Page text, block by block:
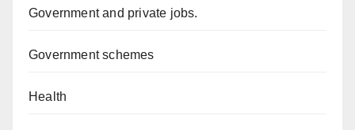
Government and private jobs.
Government schemes
Health